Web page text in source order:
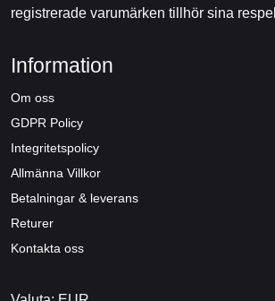
registrerade varumärken tillhör sina
Information
Om oss
GDPR Policy
Integritetspolicy
Allmänna Villkor
Betalningar & leverans
Returer
Kontakta oss